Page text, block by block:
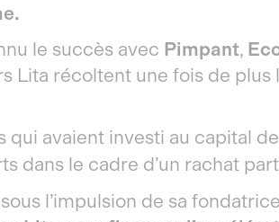
le succès avec Pimpant,
Lita récoltent une fois de
qui avaient investi au capital de
dans le cadre d’un rachat
l’impulsion de sa